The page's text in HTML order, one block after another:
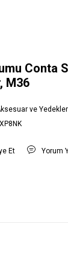
Conta
M36
ve Yedekler
Et Yorum